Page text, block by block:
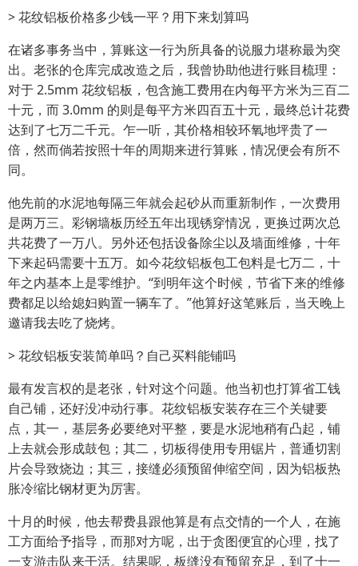
> 花纹铝板价格多少钱一平？用下来划算吗
在诸多事务当中，算账这一行为所具备的说服力堪称最为突
出。老张的仓库完成改造之后，我曾协助他进行账目梳理：
对于 2.5mm 花纹铝板，包含施工费用在内每平方米为三百二
十元，而 3.0mm 的则是每平方米四百五十元，最终总计花费
达到了七万二千元。乍一听，其价格相较环氧地坪贵了一
倍，然而倘若按照十年的周期来进行算账，情况便会有所不
同。
他先前的水泥地每隔三年就会起砂从而重新制作，一次费用
是两万三。彩钢墙板历经五年出现锈穿情况，更换过两次总
共花费了一万八。另外还包括设备除尘以及墙面维修，十年
下来起码需要十五万。如今花纹铝板包工包料是七万二，十
年之内基本上是零维护。“到明年这个时候，节省下来的维修
费都足以给媳妇购置一辆车了。”他算好这笔账后，当天晚上
邀请我去吃了烧烤。
> 花纹铝板安装简单吗？自己买料能铺吗
最有发言权的是老张，针对这个问题。他当初也打算省工钱
自己铺，还好没冲动行事。花纹铝板安装存在三个关键要
点，其一，基层务必要绝对平整，要是水泥地稍有凸起，铺
上去就会形成鼓包；其二，切板得使用专用锯片，普通切割
片会导致烧边；其三，接缝必须预留伸缩空间，因为铝板热
胀冷缩比钢材更为厉害。
十月的时候，他去帮费县跟他算是有点交情的一个人，在施
工方面给予指导，而那对方呢，出于贪图便宜的心理，找了
一支游击队来干活。结果呢，板缝没有预留充足，到了十一